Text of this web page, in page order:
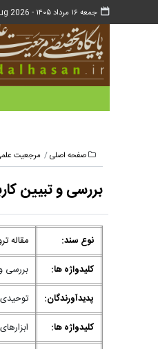
جمعه ۱۶ مرداد ۱۴۰۵ - 2026
صفحه اصلی مرجعیت
بررسی و تبیین
نوع سند:
مقاله
کلیدواژه ها:
بررسی
پدیدآورندگان:
کلیدواژه ها: